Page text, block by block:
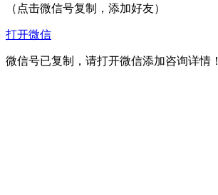
（点击微信号复制，添加好友）
打开微信
微信号已复制，请打开微信添加咨询详情！